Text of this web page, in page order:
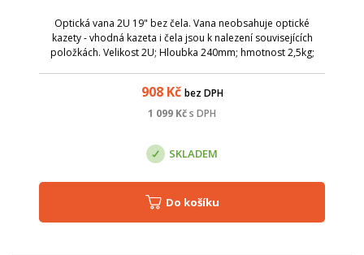
Optická vana 2U 19" bez čela. Vana neobsahuje optické
kazety - vhodná kazeta i čela jsou k nalezení souvisejících
položkách. Velikost 2U; Hloubka 240mm; hmotnost 2,5kg;
908Kč bez DPH
1 099 Kčs DPH
SKLADEM
Do košíku